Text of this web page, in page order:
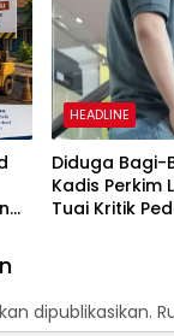
HEADLINE
Diduga Bagi-
Kadis Perkim
Tuai Kritik
dipublikasikan.